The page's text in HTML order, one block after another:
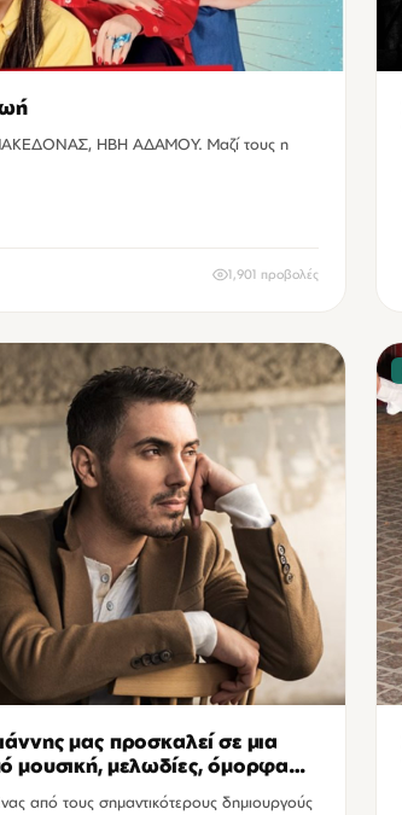
ΗΒΗ ΑΔΑΜΟΥ. Μαζί τους η
1,901 προβολές
μας προσκαλεί σε μια
μουσική, μελωδίες, όμορφα
καλή διάθεση.
από τους σημαντικότερους δημιουργούς